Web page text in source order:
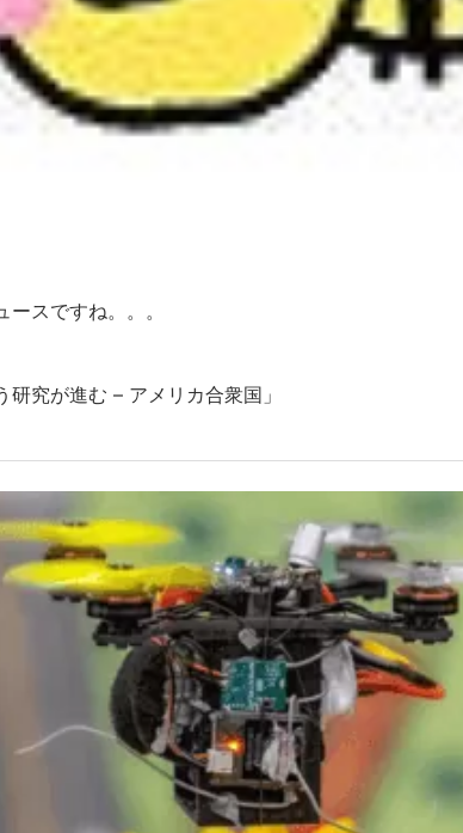
スですね。。。
究が進む – アメリカ合衆国」